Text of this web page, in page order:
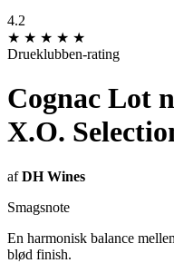
4.2
★ ★ ★ ★ ★
Drueklubben-rating
Cognac Lot
X.O.
afDH Wines
Smagsnote
En harmonisk balance
blød finish.